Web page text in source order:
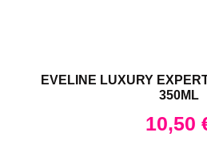
EVELINE LUXURY
350ML
10,50